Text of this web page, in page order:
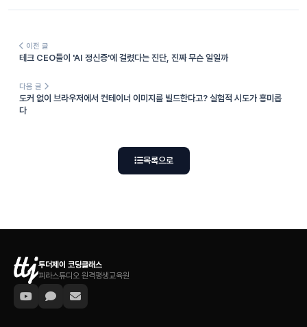
이전 글
테크 CEO들이 'AI 정신증'에 걸렸다는 진단, 진짜 무슨 일일까
다음 글
도커 없이 브라우저에서 컨테이너 이미지를 빌드한다고? 실험적 시도가 흥미롭
다
목록으로
투더제이 코딩클래스
피라스튜디오 원격평생교육원